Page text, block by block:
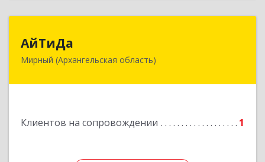
АйТиДа
Мирный (Архангельская область)
Клиентов на сопровождении 1
164170, Архангельская обл, Мирный г,